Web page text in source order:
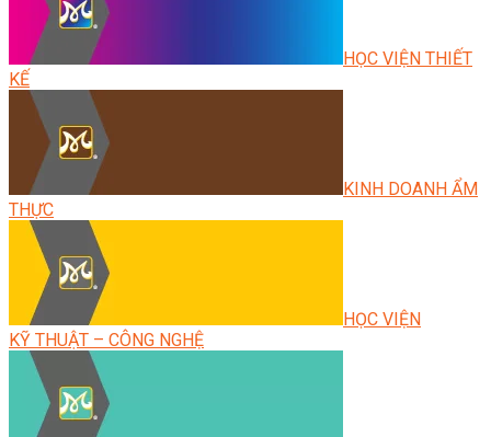
HỌC VIỆN THIẾT
KẾ
KINH DOANH ẨM
THỰC
HỌC VIỆN
KỸ THUẬT – CÔNG NGHỆ